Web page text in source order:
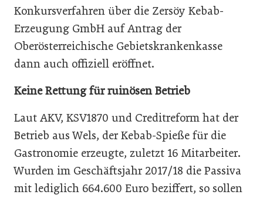
Konkursverfahren über die Zersöy Kebab-
Erzeugung GmbH auf Antrag der
Oberösterreichische Gebietskrankenkasse
dann auch offiziell eröffnet.
Keine Rettung für ruinösen Betrieb
Laut AKV, KSV1870 und Creditreform hat der
Betrieb aus Wels, der Kebab-Spieße für die
Gastronomie erzeugte, zuletzt 16 Mitarbeiter.
Wurden im Geschäftsjahr 2017/18 die Passiva
mit lediglich 664.600 Euro beziffert, so sollen